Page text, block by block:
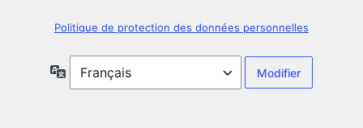
Politique de protection des données personnelles
Langue